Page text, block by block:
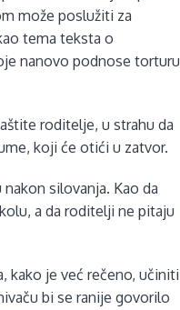
može poslužiti za
tema teksta o
nanovo podnose torturu
roditelje, u strahu da
koji će otići u zatvor.
silovanja. Kao da
a da roditelji ne pitaju
kako je već rečeno, učiniti
bi se ranije govorilo